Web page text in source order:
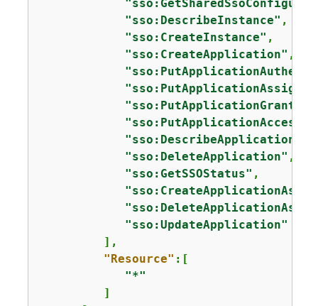
"sso:DescribeInstance" ,
"sso:CreateInstance" ,
"sso:CreateApplication" ,
"sso:PutApplicationGrant"
"sso:DescribeApplication"
"sso:DeleteApplication" ,
"sso:GetSSOStatus" ,
"sso:UpdateApplication"
         ],
"Resource" :[
"*"
         ]